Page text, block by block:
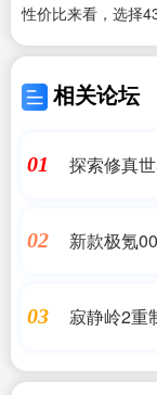
性价比来看，选择
相关论坛
01
探索修真
02
新款极氪
03 寂静岭2重